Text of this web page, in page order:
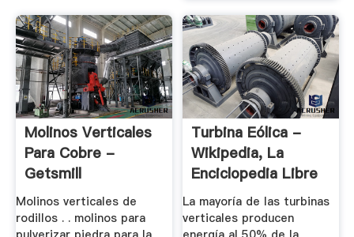
Molinos Verticales
Para Cobre -
Getsmill
Molinos verticales de
rodillos . . molinos para
Turbina Eólica -
Wikipedia, La
Enciclopedia Libre
La mayoría de las turbinas
verticales producen